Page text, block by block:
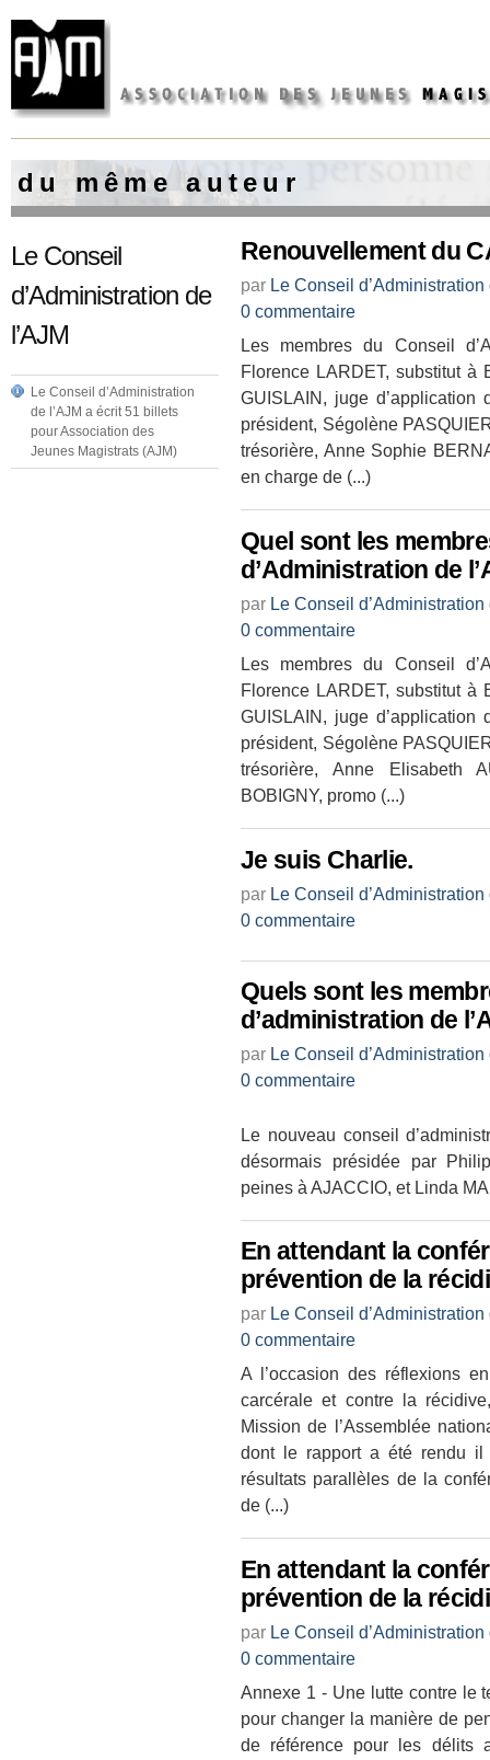
d u m ê m e a u t e u r
Le Conseil
d’Administration de
l’AJM
Le Conseil d’Administration
de l’AJM a écrit 51 billets
pour Association des
Jeunes Magistrats (AJM)
Renouvellement du
par Le Conseil d’Administration
0 commentaire
Les membres du Conseil
Florence LARDET, substitut à
GUISLAIN, juge
président, Ségolène
trésorière, Anne Sophie
en charge de (...)
Quel sont les
d’Administration de
par Le Conseil d’Administration
0 commentaire
Les membres du Conseil
Florence LARDET, substitut à
GUISLAIN, juge
président, Ségolène
trésorière, Anne Elisabeth
BOBIGNY, promo (...)
Je suis Charlie.
par Le Conseil d’Administration
0 commentaire
Quels sont les
d’administration de
par Le Conseil d’Administration
0 commentaire
Le nouveau conseil
désormais présidée par
peines à AJACCIO, et Linda
En attendant la
prévention de la
par Le Conseil d’Administration
0 commentaire
A l’occasion des réflexions
carcérale et contre la
Mission de l’Assemblée
dont le rapport a été rendu il
résultats parallèles de la
de (...)
En attendant la
prévention de la
par Le Conseil d’Administration
0 commentaire
Annexe 1 - Une lutte contre le
pour changer la manière de
de référence pour les délits